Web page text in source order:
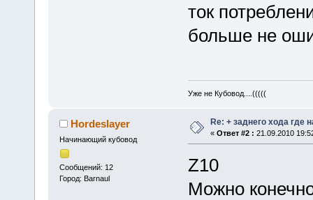
ток
больше не
Уже не Кубовод....(((((
Hordeslayer
Начинающий кубовод
Сообщений: 12
Город: Barnaul
Re: + заднего хода где
« Ответ #2 : 21.09.2010
Z10
Можно